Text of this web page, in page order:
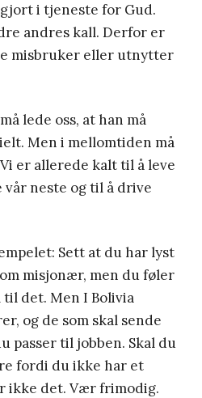
i tjeneste for Gud.
andres kall. Derfor er
misbruker eller utnytter
lede oss, at han må
Men i mellomtiden må
er allerede kalt til å leve
vår neste og til å drive
Sett at du har lyst
misjonær, men du føler
det. Men I Bolivia
og de som skal sende
passer til jobben. Skal du
fordi du ikke har et
ikke det. Vær frimodig.